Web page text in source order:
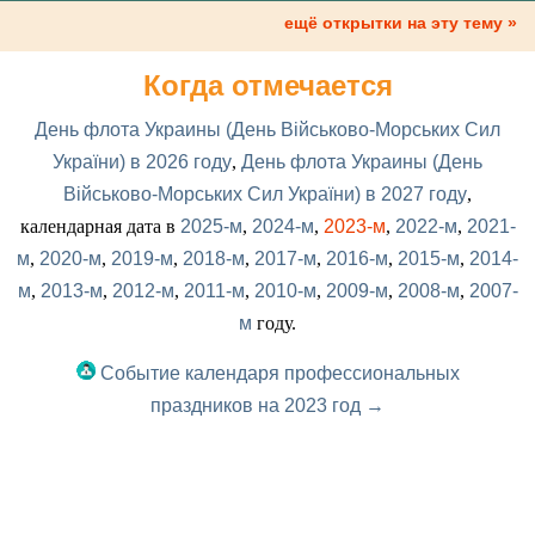
ещё открытки на эту тему »
Когда отмечается
День флота Украины (День Військово-Морських Сил
України) в 2026 году, День флота Украины (День
Військово-Морських Сил України) в 2027 году,
календарная дата в 2025-м, 2024-м, 2023-м, 2022-м, 2021-
м, 2020-м, 2019-м, 2018-м, 2017-м, 2016-м, 2015-м, 2014-
м, 2013-м, 2012-м, 2011-м, 2010-м, 2009-м, 2008-м, 2007-
м году.
Событие календаря профессиональных
праздников на 2023 год →